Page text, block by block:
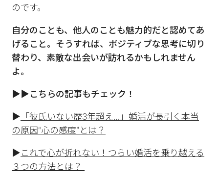
のです。
自分のことも、他人のことも魅力的だと認めてあ
げること。そうすれば、ポジティブな思考に切り
替わり、素敵な出会いが訪れるかもしれません
よ。
▶︎▶︎こちらの記事もチェック！
▶︎ 「彼氏いない歴3年超え…」婚活が長引く本当
の原因“心の感度”とは？
▶︎ これで心が折れない！つらい婚活を乗り越える
３つの方法とは？